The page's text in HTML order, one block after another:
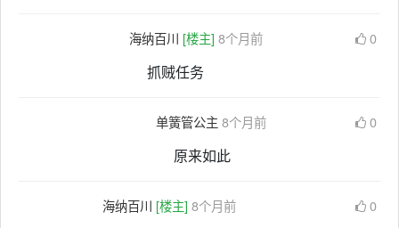
海纳百川 [楼主] 8个月前 0
抓贼任务
单簧管公主 8个月前 0
原来如此
海纳百川 [楼主] 8个月前 0